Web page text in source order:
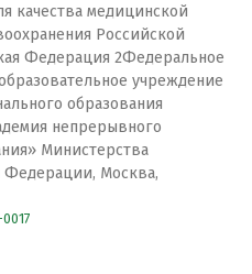
качества медицинской
Российской
Федерация 2Федеральное
учреждение
образования
непрерывного
Министерства
Федерации, Москва,